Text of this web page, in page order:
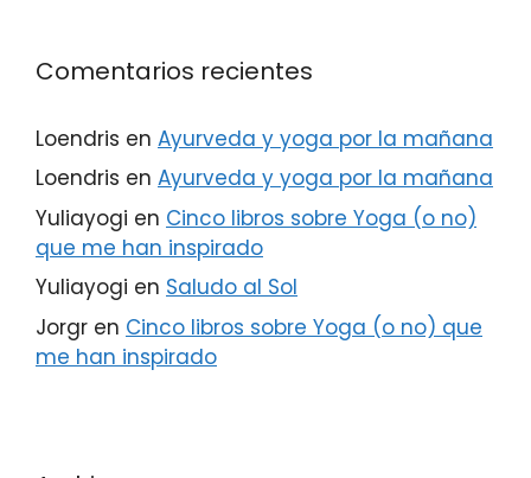
Comentarios recientes
Loendris en Ayurveda y yoga por la mañana
Loendris en Ayurveda y yoga por la mañana
Yuliayogi en Cinco libros sobre Yoga (o no)
que me han inspirado
Yuliayogi en Saludo al Sol
Jorgr en Cinco libros sobre Yoga (o no) que
me han inspirado